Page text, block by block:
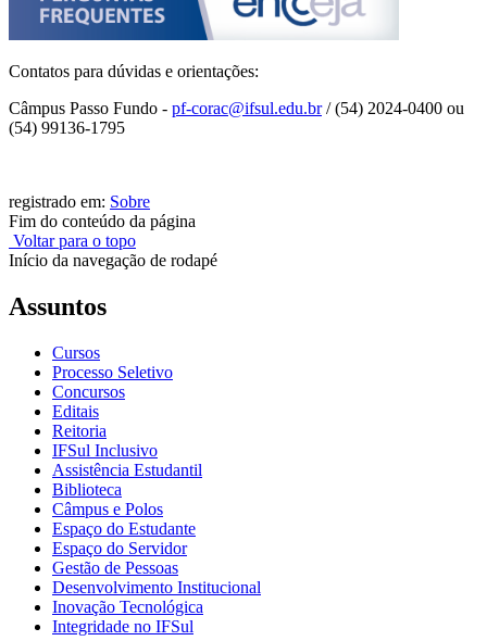
Contatos para dúvidas e orientações:
Câmpus Passo Fundo - pf-corac@ifsul.edu.br / (54) 2024-0400 ou
(54) 99136-1795
registrado em: Sobre
Fim do conteúdo da página
Voltar para o topo
Início da navegação de rodapé
Assuntos
Cursos
Processo Seletivo
Concursos
Editais
Reitoria
IFSul Inclusivo
Assistência Estudantil
Biblioteca
Câmpus e Polos
Espaço do Estudante
Espaço do Servidor
Gestão de Pessoas
Desenvolvimento Institucional
Inovação Tecnológica
Integridade no IFSul